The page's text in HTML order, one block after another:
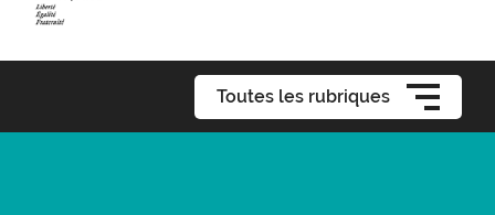
Toutes les rubriques